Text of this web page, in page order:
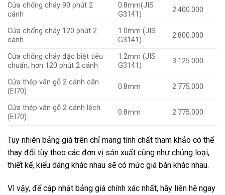
Cửa chống cháy 90 phút 2
cánh
0.8mm(JIS
G3141)
2.400.000
Cửa chống cháy 120 phút 2
cánh
1.0mm (JIS
G3141)
2.800.000
Cửa chống cháy đặc biệt tiêu
chuẩn, hơn 120 phút 2 cánh
1.2mm (JIS
G3141)
3.125.000
Cửa thép vân gỗ 2 cánh cân
(EI70)
0.8mm 2.775.000
Cửa thép vân gỗ 2 cánh lệch
(EI70)
0.8mm 2.775.000
Tuy nhiên bảng giá trên chỉ mang tính chất tham khảo có thể
thay đổi tùy theo các đơn vị sản xuất cũng như chủng loại,
thiết kế, kiểu dáng khác nhau sẽ có mức giá bán khác nhau.
Vì vậy, để cập nhật bảng giá chính xác nhất, hãy liên hệ ngay